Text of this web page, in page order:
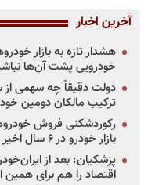
آخرین اخبار
هشدار تازه به بازار
خودرویی پشت آن‌ها
دولت دقیقاً چه سهمی از
ترکیب مالکان دومین
رکوردشکنی فروش
بازار خودرو در ۶ سال اخیر
پزشکیان: بعد از
اقتصاد را هم برای همین